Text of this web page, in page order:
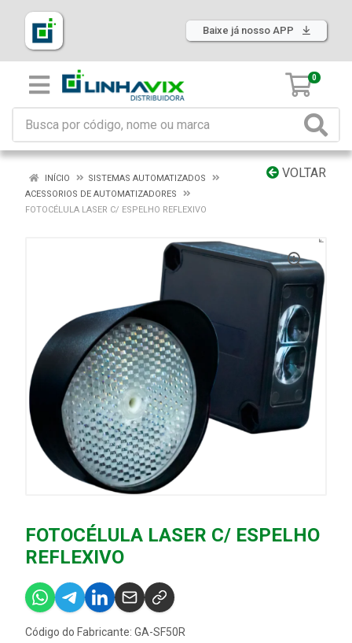
Baixe já nosso APP
0
VOLTAR
INÍCIO
SISTEMAS AUTOMATIZADOS
ACESSORIOS DE AUTOMATIZADORES
FOTOCÉLULA LASER C/ ESPELHO REFLEXIVO
FOTOCÉLULA LASER C/ ESPELHO
REFLEXIVO
Código do Fabricante: GA-SF50R